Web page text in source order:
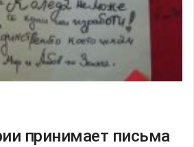
принимает письма